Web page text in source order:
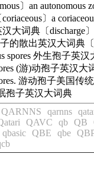
〕an
〕a
大词典〔discharge〕
的散出英汉大词典〔
spores 外生孢子英汉
(游)动孢子英汉大
游动孢子美国传
孢子英汉大词典
QARNNS qarnns
QAVC qb QB
qbasic QBE qbe